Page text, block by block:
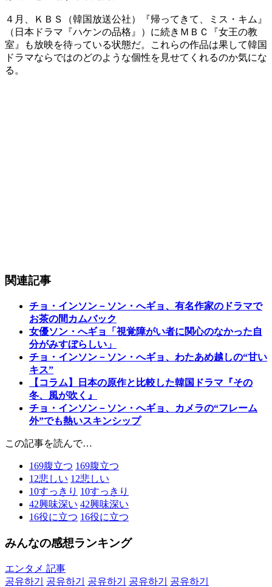
４月、ＫＢＳ（韓国放送公社）『帰ってきて、ミス・キム』
（日本ドラマ『ハケンの品格』）に続きＭＢＣ『女王の教
室』も放映を待っている状態だ。これらの作品は果して韓国
ドラマならではのどのような個性を見せてくれるのか気にな
る。
関連記事
チョ・インソン－ソン・へギョ、有名作家のドラマで
お茶の間カムバック
女優ソン・へギョ「視覚障がい者に関心のなかった自
分がみすぼらしい」
チョ・インソン－ソン・へギョ、わたあめ越しの“甘い
キス”
【コラム】日本の原作と比較した韓国ドラマ『その
冬、風が吹く』
チョ・インソン－ソン・へギョ、カメラの“フレーム
外”でも熱いスキンシップ
この記事を読んで…
169腹立つ 169腹立つ
12悲しい 12悲しい
10すっきり 10すっきり
42興味深い 42興味深い
16役に立つ 16役に立つ
みんなの感想ランキング
エンタメ 記事
공유하기
공유하기 공유하기 공유하기
공유하기